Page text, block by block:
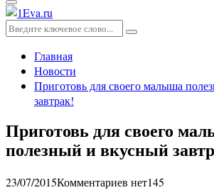
Основное
меню
Искать:
Поиск
Главная
Новости
Приготовь для своего малыша
завтрак!
Приготовь для своего
полезный и вкусный
23/07/2015Комментариев нет145